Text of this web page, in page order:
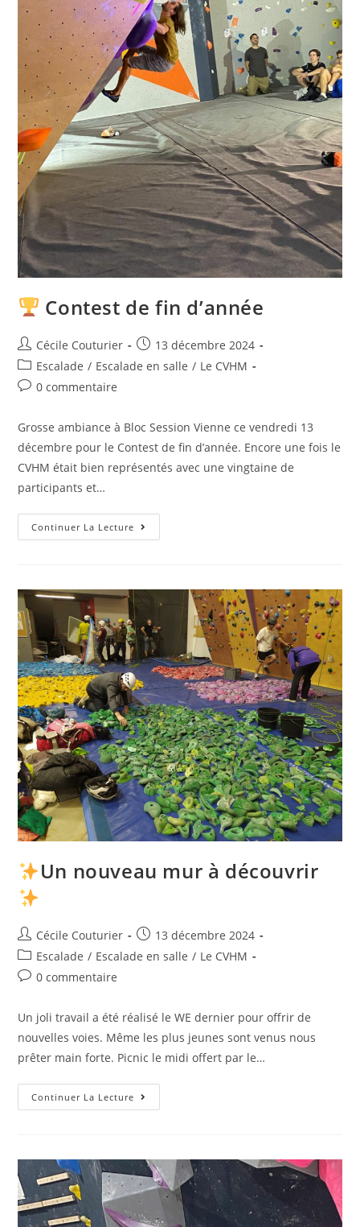
Contest de fin d’année
Cécile Couturier
13 décembre 2024
Escalade / Escalade en salle / Le CVHM
0 commentaire
Grosse ambiance à Bloc Session Vienne ce vendredi 13
décembre pour le Contest de fin d’année. Encore une fois le
CVHM était bien représentés avec une vingtaine de
participants et…
Continuer La Lecture
Un nouveau mur à découvrir
Cécile Couturier
13 décembre 2024
Escalade / Escalade en salle / Le CVHM
0 commentaire
Un joli travail a été réalisé le WE dernier pour offrir de
nouvelles voies. Même les plus jeunes sont venus nous
prêter main forte. Picnic le midi offert par le…
Continuer La Lecture